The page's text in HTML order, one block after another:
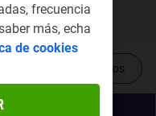
Contacta con nosotros
frecuencia
más, echa
de cookies